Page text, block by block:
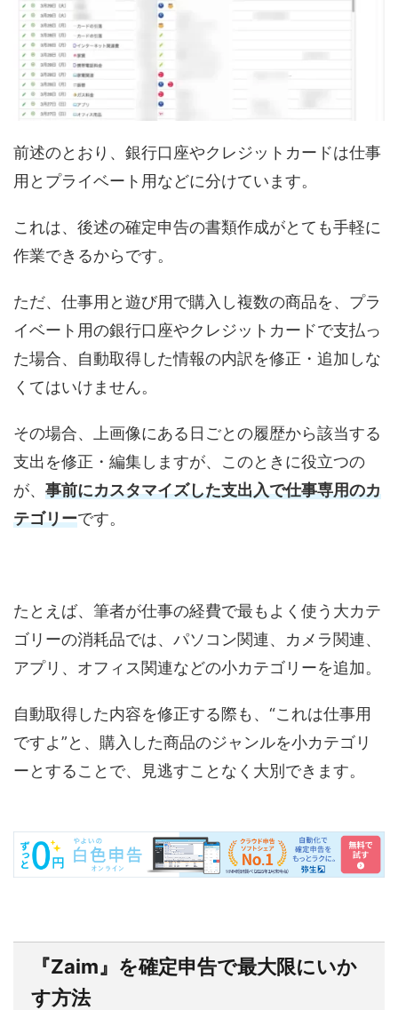
前述のとおり、銀行口座やクレジットカードは仕事
用とプライベート用などに分けています。
これは、後述の確定申告の書類作成がとても手軽に
作業できるからです。
ただ、仕事用と遊び用で購入し複数の商品を、プラ
イベート用の銀行口座やクレジットカードで支払っ
た場合、自動取得した情報の内訳を修正・追加しな
くてはいけません。
その場合、上画像にある日ごとの履歴から該当する
支出を修正・編集しますが、このときに役立つの
が、 事前にカスタマイズした支出入で仕事専用のカ
テゴリーです。
たとえば、筆者が仕事の経費で最もよく使う大カテ
ゴリーの消耗品では、パソコン関連、カメラ関連、
アプリ、オフィス関連などの小カテゴリーを追加。
自動取得した内容を修正する際も、“これは仕事用
ですよ”と、購入した商品のジャンルを小カテゴリ
ーとすることで、見逃すことなく大別できます。
『Zaim』を確定申告で最大限にいか
す方法